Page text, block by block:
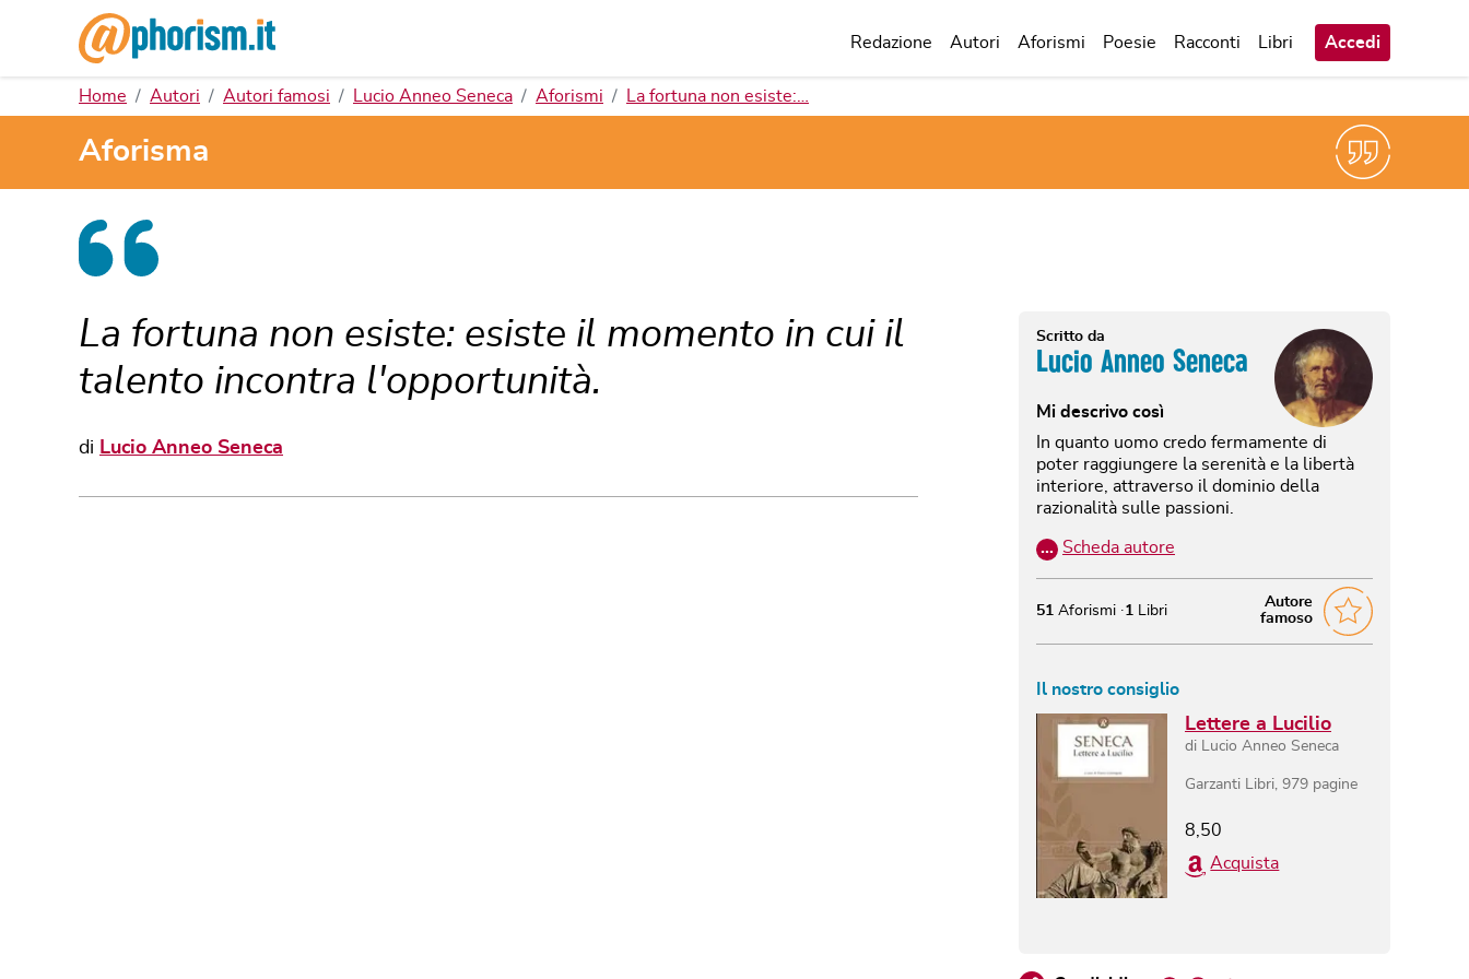
Redazione Autori Aforismi Poesie Racconti Libri Accedi
Home Autori Autori famosi Lucio Anneo Seneca Aforismi La fortuna non esiste:…
Aforisma
La fortuna non esiste: esiste il momento in cui il
talento incontra l'opportunità.
di Lucio Anneo Seneca
Scritto da
Lucio Anneo Seneca
Mi descrivo così
In quanto uomo credo fermamente di
poter raggiungere la serenità e la libertà
interiore, attraverso il dominio della
razionalità sulle passioni.
… Scheda autore
Autore
famoso
51 Aforismi 1 Libri
Il nostro consiglio
Lettere a Lucilio
di Lucio Anneo Seneca
Garzanti Libri 979 pagine
8,50
Acquista